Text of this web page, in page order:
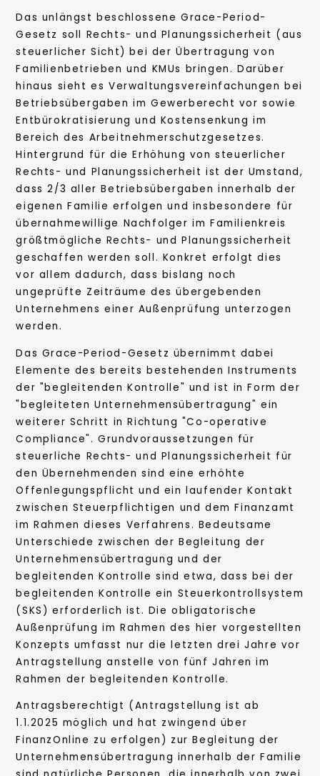
Das unlängst beschlossene Grace-Period-
Gesetz soll Rechts- und Planungssicherheit (aus
steuerlicher Sicht) bei der Übertragung von
Familienbetrieben und KMUs bringen. Darüber
hinaus sieht es Verwaltungsvereinfachungen bei
Betriebsübergaben im Gewerberecht vor sowie
Entbürokratisierung und Kostensenkung im
Bereich des Arbeitnehmerschutzgesetzes.
Hintergrund für die Erhöhung von steuerlicher
Rechts- und Planungssicherheit ist der Umstand,
dass 2/3 aller Betriebsübergaben innerhalb der
eigenen Familie erfolgen und insbesondere für
übernahmewillige Nachfolger im Familienkreis
größtmögliche Rechts- und Planungssicherheit
geschaffen werden soll. Konkret erfolgt dies
vor allem dadurch, dass bislang noch
ungeprüfte Zeiträume des übergebenden
Unternehmens einer Außenprüfung unterzogen
werden.
Das Grace-Period-Gesetz übernimmt dabei
Elemente des bereits bestehenden Instruments
der "begleitenden Kontrolle" und ist in Form der
"begleiteten Unternehmensübertragung" ein
weiterer Schritt in Richtung "Co-operative
Compliance". Grundvoraussetzungen für
steuerliche Rechts- und Planungssicherheit für
den Übernehmenden sind eine erhöhte
Offenlegungspflicht und ein laufender Kontakt
zwischen Steuerpflichtigen und dem Finanzamt
im Rahmen dieses Verfahrens. Bedeutsame
Unterschiede zwischen der Begleitung der
Unternehmensübertragung und der
begleitenden Kontrolle sind etwa, dass bei der
begleitenden Kontrolle ein Steuerkontrollsystem
(SKS) erforderlich ist. Die obligatorische
Außenprüfung im Rahmen des hier vorgestellten
Konzepts umfasst nur die letzten drei Jahre vor
Antragstellung anstelle von fünf Jahren im
Rahmen der begleitenden Kontrolle.
Antragsberechtigt (Antragstellung ist ab
1.1.2025 möglich und hat zwingend über
FinanzOnline zu erfolgen) zur Begleitung der
Unternehmensübertragung innerhalb der Familie